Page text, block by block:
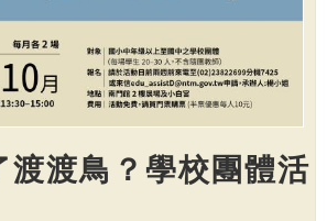
渡渡鳥？學校團體活